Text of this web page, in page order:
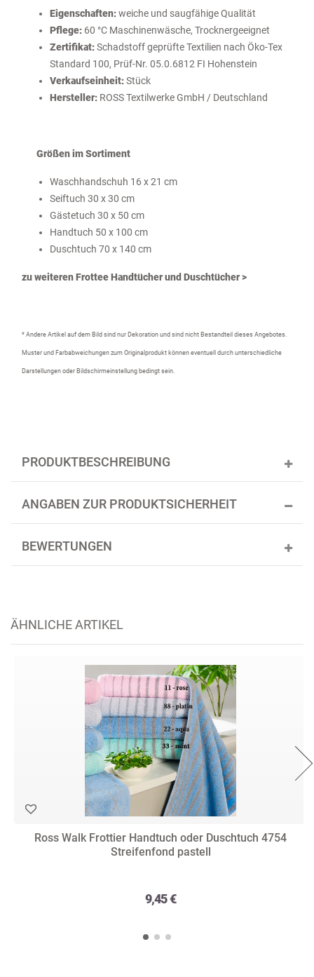
Eigenschaften:weiche und saugfähige Qualität
Pflege: 60 °C Maschinenwäsche, Trocknergeeignet
Zertifikat:Schadstoff geprüfte Textilien nach Öko-Tex
Standard 100, Prüf-Nr. 05.0.6812 FI Hohenstein
Verkaufseinheit:Stück
Hersteller: ROSS Textilwerke GmbH / Deutschland
Größen im Sortiment
Waschhandschuh 16 x 21 cm
Seiftuch 30 x 30 cm
Gästetuch 30 x 50 cm
Handtuch 50 x 100 cm
Duschtuch 70 x 140 cm
zu weiteren Frottee Handtücher und Duschtücher >
* Andere Artikel auf dem Bild sind nur Dekoration und sind nicht Bestandteil dieses Angebotes.
Muster und Farbabweichungen zum Originalprodukt können eventuell durch unterschiedliche
Darstellungen oder Bildschirmeinstellung bedingt sein.
PRODUKTBESCHREIBUNG
ANGABEN ZUR PRODUKTSICHERHEIT
BEWERTUNGEN
ÄHNLICHE ARTIKEL
Ross Walk Frottier Handtuch oder Duschtuch 4754
Streifenfond pastell
9,45 €